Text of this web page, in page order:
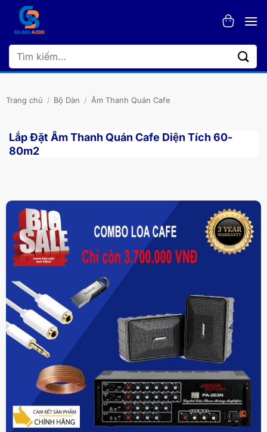
dung
Tìm
kiếm:
Trang chủ / Bộ Dàn / Âm Thanh Quán Cafe
Lắp Đặt Âm Thanh Quán Cafe Diện Tích 60-
80m2